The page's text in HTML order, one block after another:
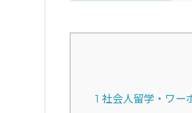
1 社会人留学・ワー